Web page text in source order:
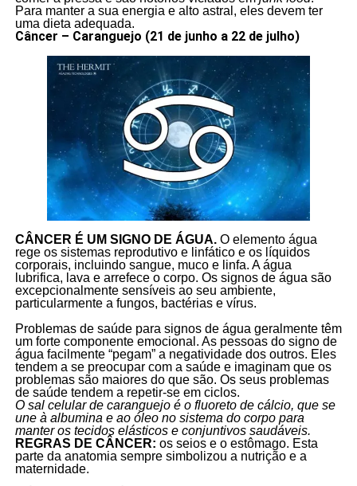
Para manter a sua energia e alto astral, eles devem ter
uma dieta adequada.
Câncer – Caranguejo (21 de junho a 22 de julho)
CÂNCER É UM SIGNO DE ÁGUA.O elemento água
rege os sistemas reprodutivo e linfático e os líquidos
corporais, incluindo sangue, muco e linfa. A água
lubrifica, lava e arrefece o corpo. Os signos de água são
excepcionalmente sensíveis ao seu ambiente,
particularmente a fungos, bactérias e vírus.
Problemas de saúde para signos de água geralmente têm
um forte componente emocional. As pessoas do signo de
água facilmente “pegam” a negatividade dos outros. Eles
tendem a se preocupar com a saúde e imaginam que os
problemas são maiores do que são. Os seus problemas
de saúde tendem a repetir-se em ciclos.
O sal celular de caranguejo é o fluoreto de cálcio, que se
une à albumina e ao óleo no sistema do corpo para
manter os tecidos elásticos e conjuntivos saudáveis.
REGRAS DE CÂNCER: os seios e o estômago. Esta
parte da anatomia sempre simbolizou a nutrição e a
maternidade.